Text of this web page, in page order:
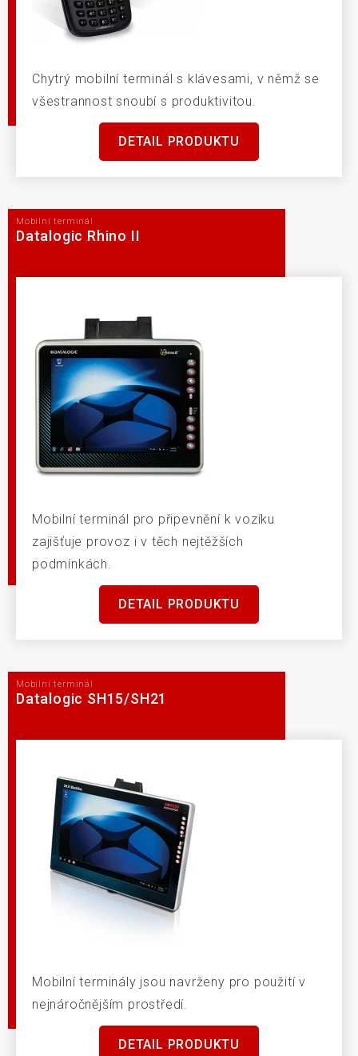
Chytrý mobilní terminál s klávesami, v němž se
všestrannost snoubí s produktivitou.
DETAIL PRODUKTU
Mobilní terminál
Datalogic Rhino II
Mobilní terminál pro připevnění k vozíku
zajišťuje provoz i v těch nejtěžších
podmínkách.
DETAIL PRODUKTU
Mobilní terminál
Datalogic SH15/SH21
Mobilní terminály jsou navrženy pro použití v
nejnáročnějším prostředí.
DETAIL PRODUKTU